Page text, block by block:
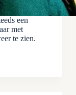
een
met
te zien.